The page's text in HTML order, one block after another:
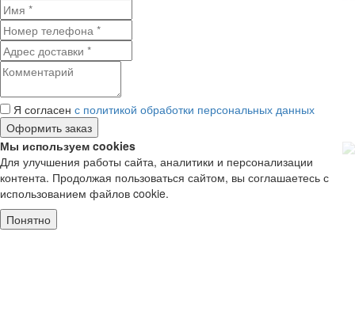
Я согласен с политикой обработки персональных данных
Мы используем cookies
Для улучшения работы сайта, аналитики и персонализации
контента. Продолжая пользоваться сайтом, вы соглашаетесь с
использованием файлов cookie.
Понятно